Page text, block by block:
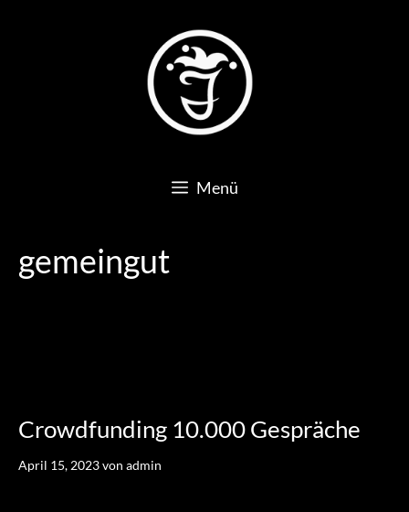
Menü
gemeingut
Crowdfunding 10.000 Gespräche
April 15, 2023von admin